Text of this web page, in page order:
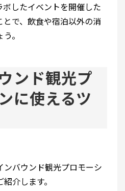
ボしたイベントを開催した
とで、飲食や宿泊以外の消
。
ンド観光プ
に使えるツ
ンバウンド観光プロモーシ
介します。